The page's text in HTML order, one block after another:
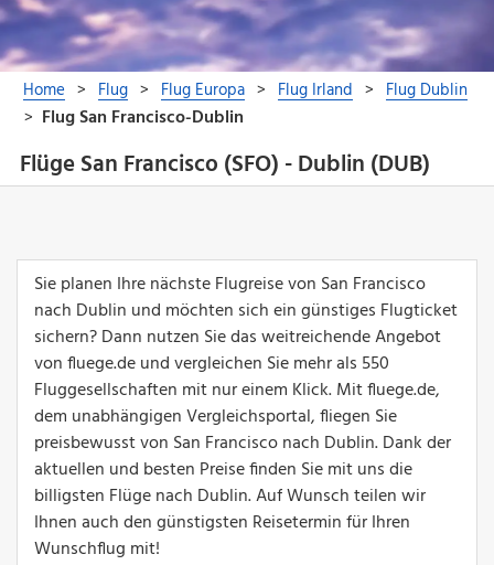
Flüge San Francisco (SFO) - Dublin (DUB)
Sie planen Ihre nächste Flugreise von San Francisco
nach Dublin und möchten sich ein günstiges Flugticket
sichern? Dann nutzen Sie das weitreichende Angebot
von fluege.de und vergleichen Sie mehr als 550
Fluggesellschaften mit nur einem Klick. Mit fluege.de,
dem unabhängigen Vergleichsportal, fliegen Sie
preisbewusst von San Francisco nach Dublin. Dank der
aktuellen und besten Preise finden Sie mit uns die
billigsten Flüge nach Dublin. Auf Wunsch teilen wir
Ihnen auch den günstigsten Reisetermin für Ihren
Wunschflug mit!